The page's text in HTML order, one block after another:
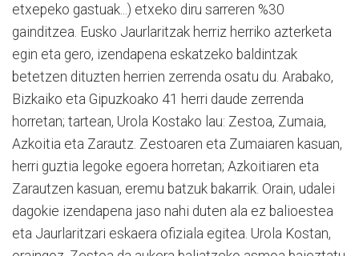
etxepeko gastuak...) etxeko diru sarreren %30
gainditzea. Eusko Jaurlaritzak herriz herriko azterketa
egin eta gero, izendapena eskatzeko baldintzak
betetzen dituzten herrien zerrenda osatu du. Arabako,
Bizkaiko eta Gipuzkoako 41 herri daude zerrenda
horretan; tartean, Urola Kostako lau: Zestoa, Zumaia,
Azkoitia eta Zarautz. Zestoaren eta Zumaiaren kasuan,
herri guztia legoke egoera horretan; Azkoitiaren eta
Zarautzen kasuan, eremu batzuk bakarrik. Orain, udalei
dagokie izendapena jaso nahi duten ala ez balioestea
eta Jaurlaritzari eskaera ofiziala egitea. Urola Kostan,